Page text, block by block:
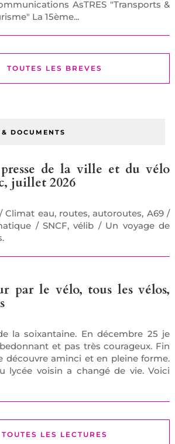
AsTRES "Transports &
La 15ème...
TOUTES LES BREVES
DOCUMENTS
de la ville et du vélo
juillet 2026
Climat eau, routes, autoroutes, A69 /
/ SNCF, vélib / Un voyage de
par le vélo, tous les vélos,
la soixantaine. En décembre 25 je
et pas très courageux. Fin
découvre aminci et en pleine forme.
lycée voisin a changé de vie. Voici
TOUTES LES LECTURES